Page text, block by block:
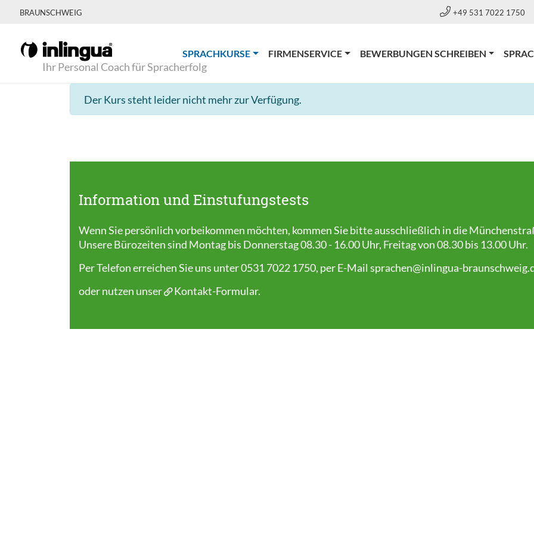
BRAUNSCHWEIG +49 531 7022 1750
Ihr Personal Coach für Spracherfolg
SPRACHKURSE(CURRENT)
FIRMENSERVICE BEWERBUNGEN SCHREIBEN
Der Kurs steht leider nicht mehr zur Verfügung.
Information und Einstufungstests
Wenn Sie persönlich vorbeikommen möchten, kommen Sie bitte ausschließlich in die
Unsere Bürozeiten sind Montag bis Donnerstag 08.30 - 16.00 Uhr, Freitag von 08.30 bis 13.00 Uhr.
Per Telefon erreichen Sie uns unter 0531 7022 1750, per E-Mail sprachen@inlingua-
oder nutzen unser
Kontakt-Formular.